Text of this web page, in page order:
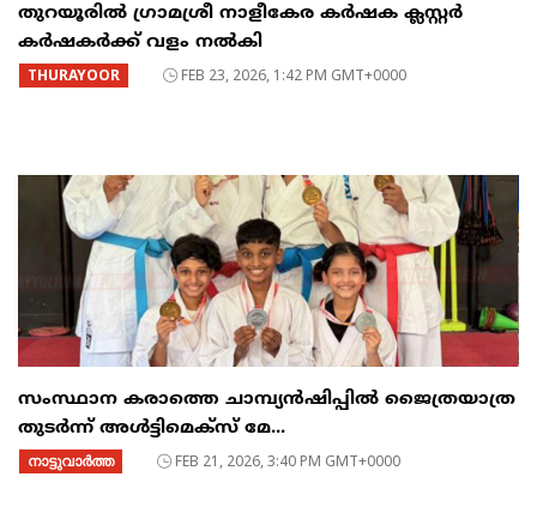
തുറയൂരിൽ ഗ്രാമശ്രീ നാളീകേര കർഷക ക്ലസ്റ്റർ
കർഷകർക്ക് വളം നൽകി
THURAYOOR FEB 23, 2026, 1:42 PM GMT+0000
സംസ്ഥാന കരാത്തെ ചാമ്പ്യൻഷിപ്പിൽ ജൈത്രയാത്ര
തുടർന്ന് അൾട്ടിമെക്സ് മേ...
നാട്ടുവാര്‍ത്ത FEB 21, 2026, 3:40 PM GMT+0000